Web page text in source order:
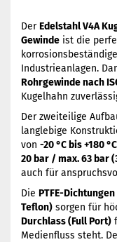
DerEdelstahl V4A
Gewinde ist die
Industrieanlagen.
Rohrgewinde nach
Kugelhahn
Der zweiteilige
langlebige
von -20 °C bis +180 °C
20 bar / max. 63 bar
auch für
Die PTFE-
Teflon) sorgen für
Durchlass (Full Port)
Medienfluss steht.